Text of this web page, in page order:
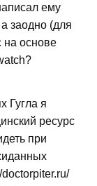
ему
заодно (для
на основе
Гугла я
ресурс
при